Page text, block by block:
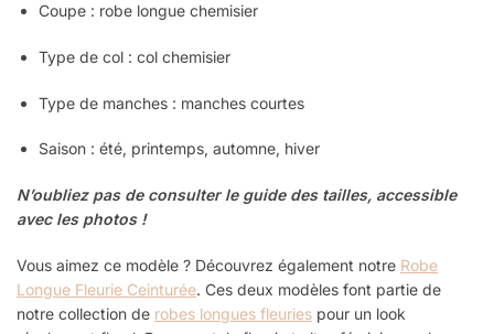
Coupe : robe longue chemisier
Type de col : col chemisier
Type de manches : manches courtes
Saison : été, printemps, automne, hiver
N’oubliez pas de consulter le guide des tailles, accessible
avec les photos !
Vous aimez ce modèle ? Découvrez également notre Robe
Longue Fleurie Ceinturée. Ces deux modèles font partie de
notre collection de robes longues fleuries pour un look